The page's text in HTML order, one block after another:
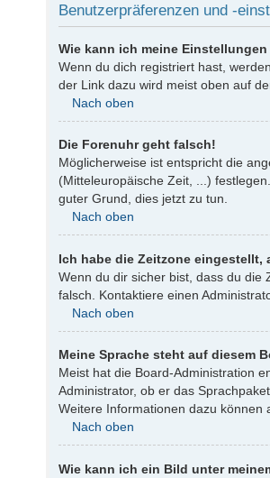
Benutzerpräferenzen und -
Wie kann ich meine Einstellungen
Wenn du dich registriert hast,
der Link dazu wird meist oben auf
Nach oben
Die Forenuhr geht falsch!
Möglicherweise ist entspricht die
(Mitteleuropäische Zeit, ...)
guter Grund, dies jetzt zu tun.
Nach oben
Ich habe die Zeitzone eingestellt,
Wenn du dir sicher bist, dass du die
falsch. Kontaktiere einen
Nach oben
Meine Sprache steht auf diesem
Meist hat die Board-Administration
Administrator, ob er das
Weitere Informationen dazu können
Nach oben
Wie kann ich ein Bild unter